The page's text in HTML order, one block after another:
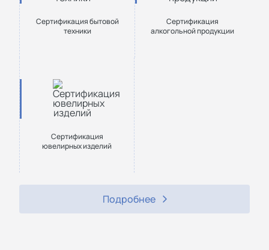
Сертификация бытовой
техники
Сертификация
алкогольной продукции
Сертификация
ювелирных изделий
Подробнее